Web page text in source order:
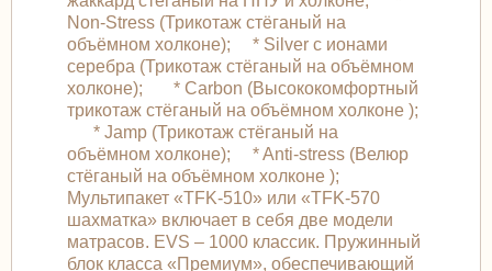
Non-Stress (Трикотаж стёганый на
объёмном холконе); * Silver с ионами
серебра (Трикотаж стёганый на объёмном
холконе); * Carbon (Высококомфортный
трикотаж стёганый на объёмном холконе );
* Jamp (Трикотаж стёганый на
объёмном холконе); * Anti-stress (Велюр
стёганый на объёмном холконе );
Мультипакет «TFK-510» или «TFK-570
шахматка» включает в себя две модели
матрасов. EVS – 1000 классик. Пружинный
блок класса «Премиум», обеспечивающий